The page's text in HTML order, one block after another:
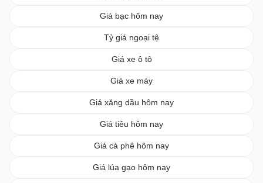
Giá bạc hôm nay
Tỷ giá ngoại tệ
Giá xe ô tô
Giá xe máy
Giá xăng dầu hôm nay
Giá tiêu hôm nay
Giá cà phê hôm nay
Giá lúa gạo hôm nay